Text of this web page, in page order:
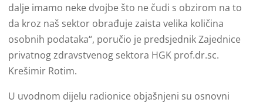
dalje imamo neke dvojbe što ne čudi s obzirom na to
da kroz naš sektor obrađuje zaista velika količina
osobnih podataka“, poručio je predsjednik Zajednice
privatnog zdravstvenog sektora HGK prof.dr.sc.
Krešimir Rotim.
U uvodnom dijelu radionice objašnjeni su osnovni